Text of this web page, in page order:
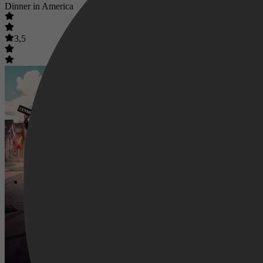
Dinner in America
3,5